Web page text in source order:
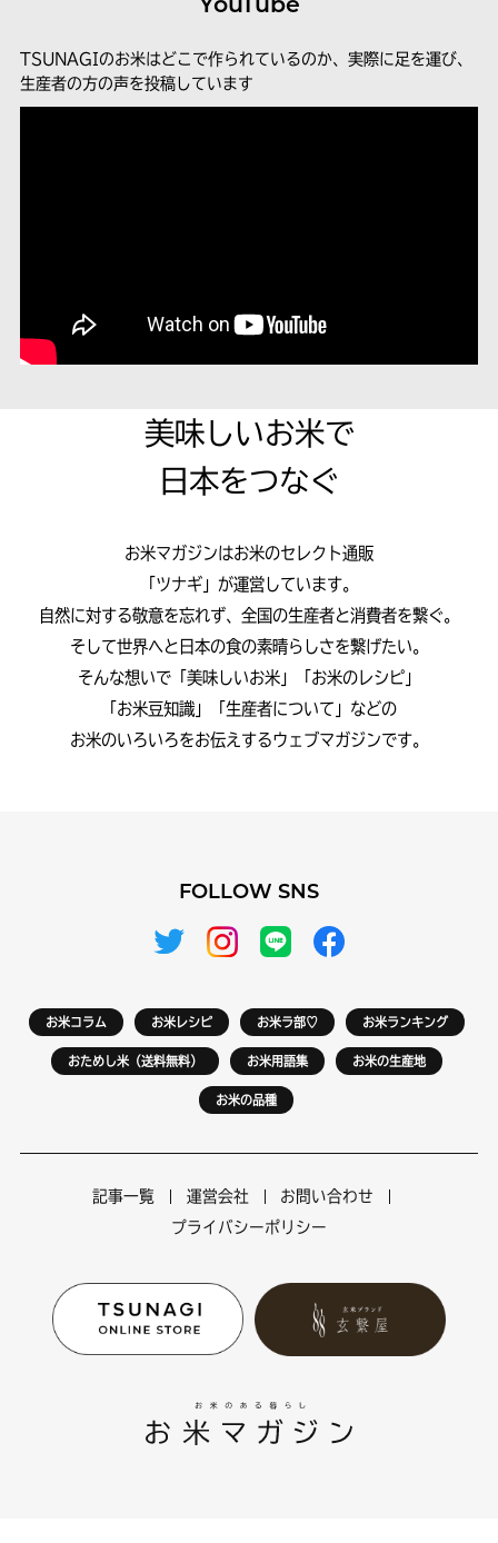
YouTube
TSUNAGIのお米はどこで作られているのか、実際に足を運び、
生産者の方の声を投稿しています
美味しいお米で
日本をつなぐ
お米マガジンはお米のセレクト通販
「ツナギ」が運営しています。
自然に対する敬意を忘れず、全国の生産者と消費者を繋ぐ。
そして世界へと日本の食の素晴らしさを繋げたい。
そんな想いで「美味しいお米」「お米のレシピ」
「お米豆知識」「生産者について」などの
お米のいろいろをお伝えするウェブマガジンです。
FOLLOW SNS
お米コラム お米レシピ お米ラ部♡ お米ランキング
おためし米（送料無料） お米用語集 お米の生産地
お米の品種
記事一覧 運営会社
お問い合わせ
プライバシーポリシー